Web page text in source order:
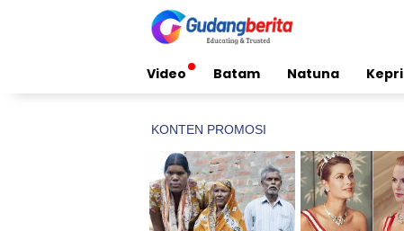
Video Batam Natuna Kepri